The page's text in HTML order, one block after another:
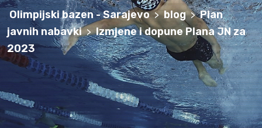
Olimpijski bazen - Sarajevo > blog > Plan
javnih nabavki > Izmjene i dopune Plana JN za
2023